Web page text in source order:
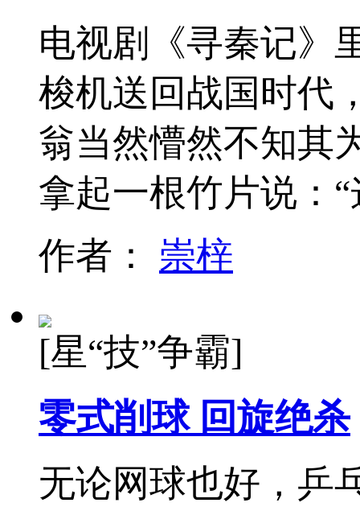
电视剧《寻秦记》
梭机送回战国时代
翁当然懵然不知其
拿起一根竹片说
作者： 崇梓
[星“技”争霸]
零式削球 回旋绝杀
无论网球也好，乒